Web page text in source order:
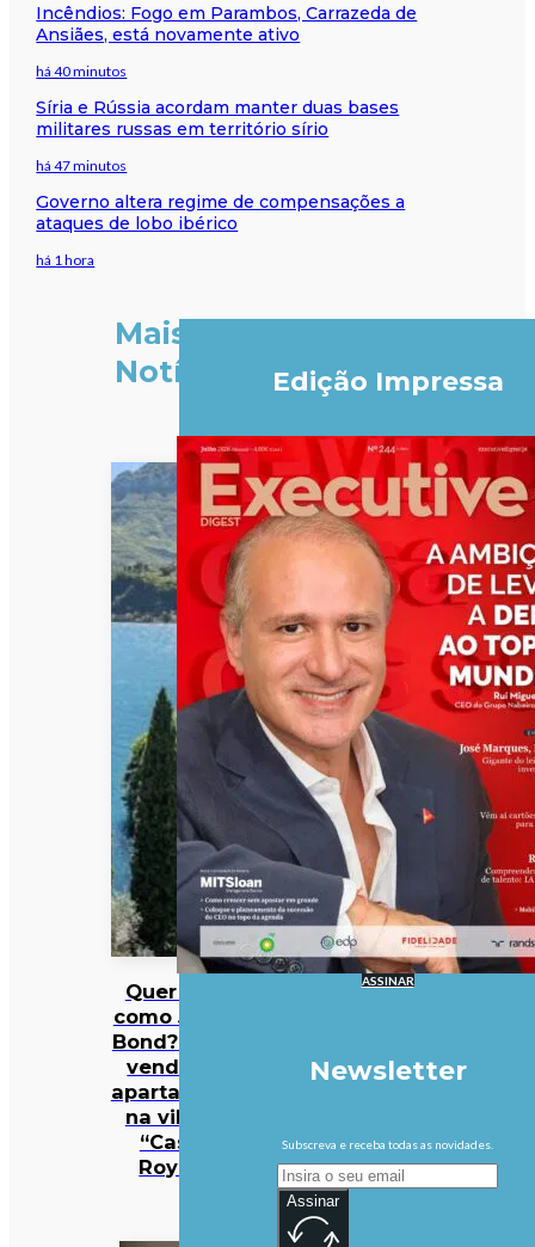
Incêndios: Fogo em Parambos, Carrazeda de
Ansiães, está novamente ativo
há 40 minutos
Síria e Rússia acordam manter duas bases
militares russas em território sírio
há 47 minutos
Governo altera regime de compensações a
ataques de lobo ibérico
há 1 hora
Mais
Notícias
Quer viver
como James
Bond? Está à
venda um
apartamento
na villa de
“Casino
Royale”
Edição Impressa
ASSINAR
Newsletter
Subscreva e receba todas as novidades.
Assinar